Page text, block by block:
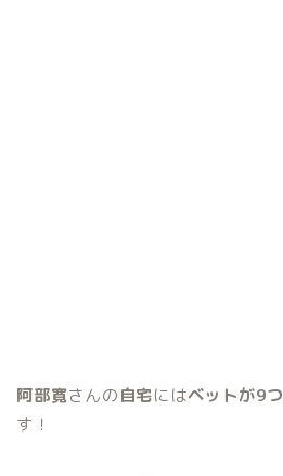
阿部寛さんの自宅にはベットが9つ
す！